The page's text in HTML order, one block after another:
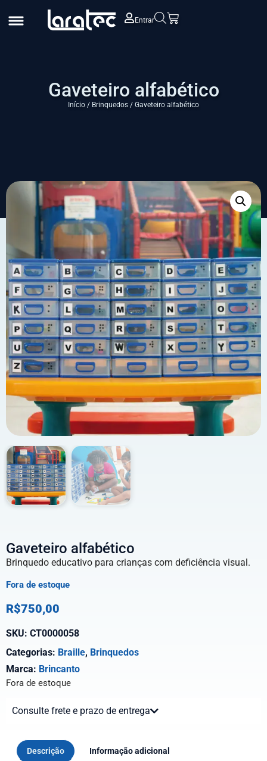
Entrar
Gaveteiro alfabético
Início / Brinquedos / Gaveteiro alfabético
Gaveteiro alfabético
Brinquedo educativo para crianças com deficiência visual.
Fora de estoque
R$750,00
SKU: CT0000058
Categorias: Braille, Brinquedos
Marca: Brincanto
Fora de estoque
Consulte frete e prazo de entrega
Descrição Informação adicional